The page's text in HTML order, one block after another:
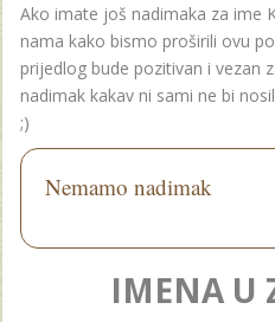
Ako imate još nadimaka za ime
nama kako bismo proširili ovu
prijedlog bude pozitivan i vezan
nadimak kakav ni sami ne bi
;)
Nemamo nadimak
IMENA U